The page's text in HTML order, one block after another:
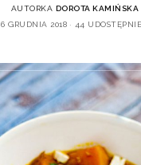
AUTORKA DOROTA KAMIŃSKA
6 GRUDNIA 2018
44